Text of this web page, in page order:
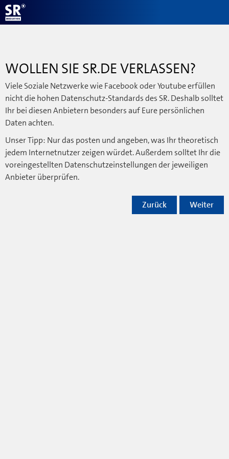
WOLLEN SIE SR.DE VERLASSEN?
Viele Soziale Netzwerke wie Facebook oder Youtube erfüllen
nicht die hohen Datenschutz-Standards des SR. Deshalb solltet
Ihr bei diesen Anbietern besonders auf Eure persönlichen
Daten achten.
Unser Tipp: Nur das posten und angeben, was Ihr theoretisch
jedem Internetnutzer zeigen würdet. Außerdem solltet Ihr die
voreingestellten Datenschutzeinstellungen der jeweiligen
Anbieter überprüfen.
Weiter
Zurück